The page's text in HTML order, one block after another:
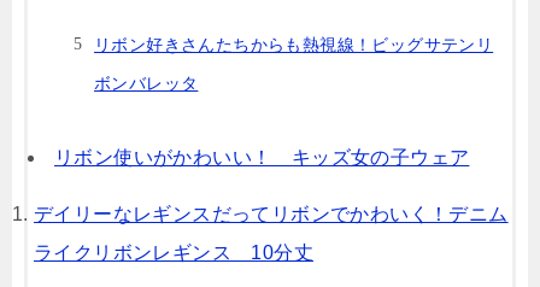
リボン好きさんたちからも熱視線！ビッグサテンリ
ボンバレッタ
リボン使いがかわいい！ キッズ女の子ウェア
デイリーなレギンスだってリボンでかわいく！デニム
ライクリボンレギンス 10分丈